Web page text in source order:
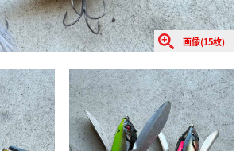
画像(15枚)